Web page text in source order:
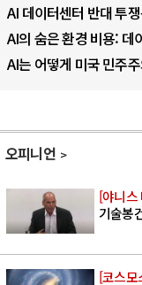
나토,
우크라
러·우
오피니언
[야니
기술봉
[코스모